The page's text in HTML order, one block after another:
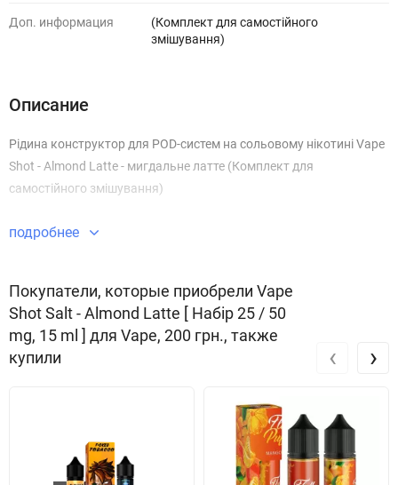
Доп. информация
(Комплект для самостійного
змішування)
Описание
Рідина конструктор для POD-систем на сольовому нікотині Vape
Shot - Almond Latte - мигдальне латте (Комплект для
самостійного змішування)
подробнее
Покупатели, которые приобрели Vape
Shot Salt - Almond Latte [ Набір 25 / 50
mg, 15 ml ] для Vape, 200 грн., также
купили
‹ ›